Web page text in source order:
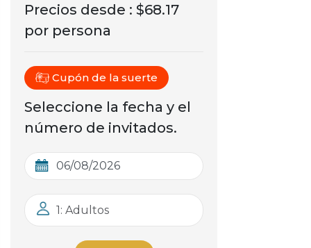
Precios desde : $68.17
por persona
Cupón de la suerte
Seleccione la fecha y el
número de invitados.
1: Adultos